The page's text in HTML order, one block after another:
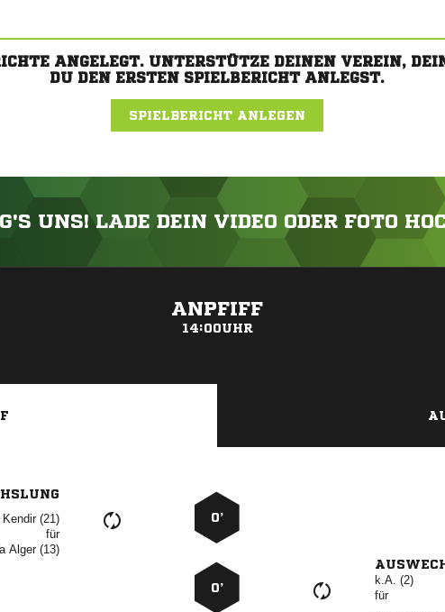
ANGELEGT. UNTERSTÜTZE DEINEN VEREIN,
DU DEN ERSTEN SPIELBERICHT ANLEGST.
SPIELBERICHT ANLEGEN
UNS! LADE DEIN VIDEO ODER FOTO
ANPFIFF
14:00UHR
 
für
 
0’
0’
k.A. (2)
für